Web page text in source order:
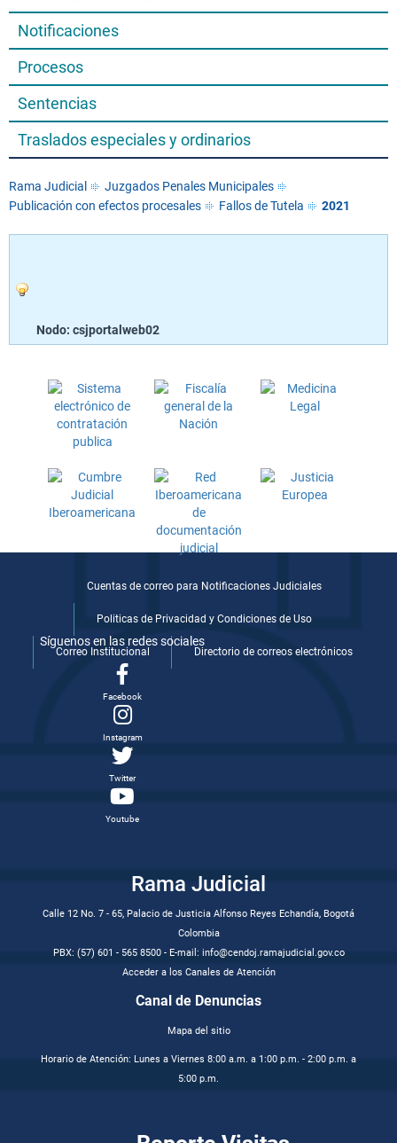
Notificaciones
Procesos
Sentencias
Traslados especiales y ordinarios
Rama Judicial
Juzgados Penales Municipales
Publicación con efectos procesales
Fallos de Tutela 2021
Nodo: csjportalweb02
Cuentas de correo para Notificaciones Judiciales
Politicas de Privacidad y Condiciones de Uso
Correo Institucional Directorio de correos electrónicos
Síguenos en las redes sociales
Facebook
Instagram
Twitter
Youtube
Rama Judicial
Calle 12 No. 7 - 65, Palacio de Justicia Alfonso Reyes Echandía, Bogotá
Colombia
PBX: (57) 601 - 565 8500 - E-mail: info@cendoj.ramajudicial.gov.co
Acceder a los Canales de Atención
Canal de Denuncias
Mapa del sitio
Horario de Atención: Lunes a Viernes 8:00 a.m. a 1:00 p.m. - 2:00 p.m. a
5:00 p.m.